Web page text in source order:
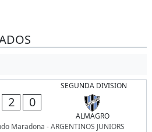
SEGUNDA DIVISION
2 0
ALMAGRO
Maradona - ARGENTINOS JUNIORS